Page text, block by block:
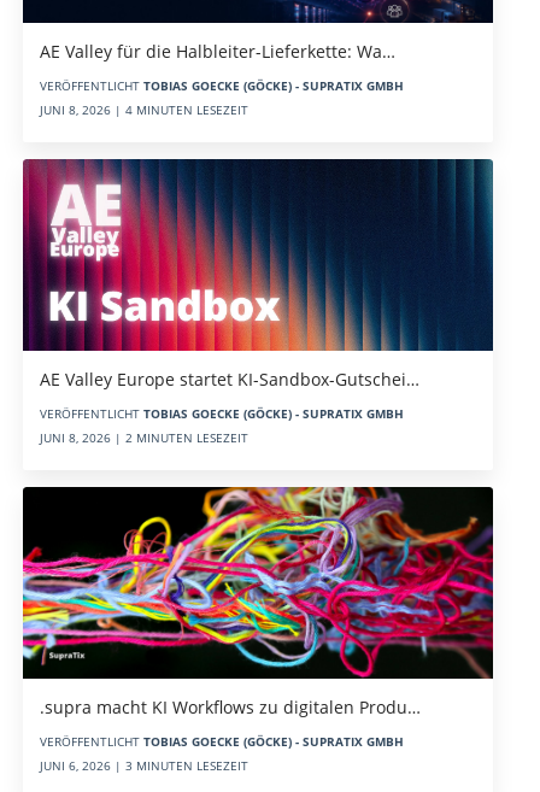
AE Valley für die Halbleiter-Lieferkette: Wa…
VERÖFFENTLICHT TOBIAS GOECKE (GÖCKE) - SUPRATIX GMBH
JUNI 8, 2026 | 4 MINUTEN LESEZEIT
AE Valley Europe startet KI-Sandbox-Gutschei…
VERÖFFENTLICHT TOBIAS GOECKE (GÖCKE) - SUPRATIX GMBH
JUNI 8, 2026 | 2 MINUTEN LESEZEIT
.supra macht KI Workflows zu digitalen Produ…
VERÖFFENTLICHT TOBIAS GOECKE (GÖCKE) - SUPRATIX GMBH
JUNI 6, 2026 | 3 MINUTEN LESEZEIT